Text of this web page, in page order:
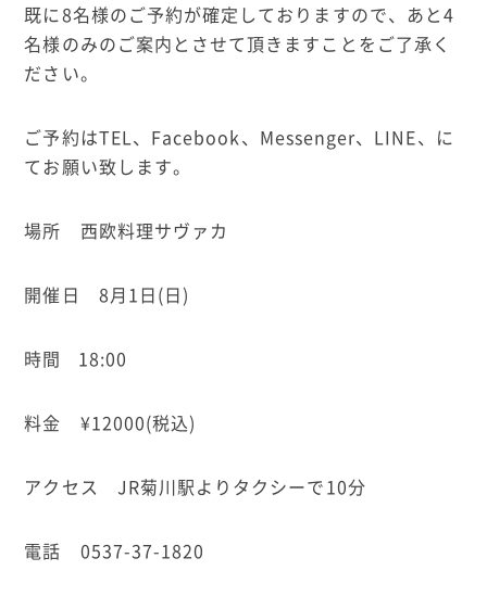
既に8名様のご予約が確定しておりますので、あと4
名様のみのご案内とさせて頂きますことをご了承く
ださい。
ご予約はTEL、 Facebook、 Messenger、 LINE、に
てお願い致します。
場所 西欧料理サヴァカ
開催日 8月 1 日(日)
時間 18:00
料金 ¥12000(税込)
アクセス JR菊川駅よりタクシーで10分
電話 0537-37-1820